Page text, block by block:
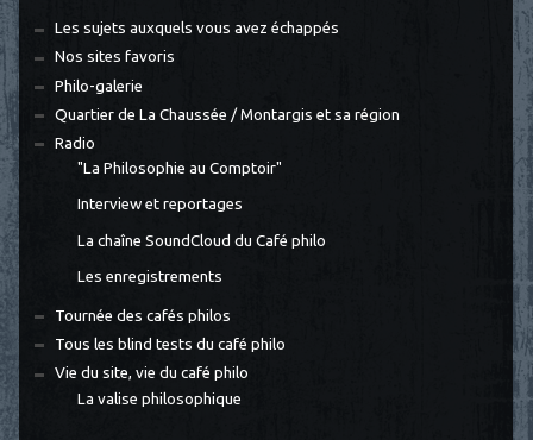
Les sujets auxquels vous avez échappés
Nos sites favoris
Philo-galerie
Quartier de La Chaussée / Montargis et sa région
Radio
"La Philosophie au Comptoir"
Interview et reportages
La chaîne SoundCloud du Café philo
Les enregistrements
Tournée des cafés philos
Tous les blind tests du café philo
Vie du site, vie du café philo
La valise philosophique